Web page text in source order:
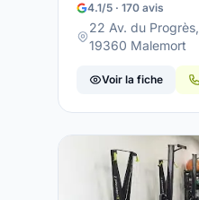
4.1/5 · 170 avis
22 Av. du
19360 Malemort
Voir la fiche